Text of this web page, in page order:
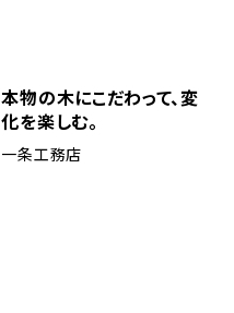
本物の木にこだわって、変
化を楽しむ。
一条工務店